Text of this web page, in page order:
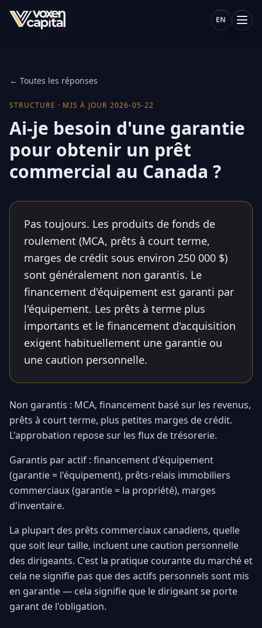
EN
← Toutes les réponses
STRUCTURE · MIS À JOUR 2026-05-22
Ai-je besoin d'une garantie
pour obtenir un prêt
commercial au Canada ?
Pas toujours. Les produits de fonds de
roulement (MCA, prêts à court terme,
marges de crédit sous environ 250 000 $)
sont généralement non garantis. Le
financement d'équipement est garanti par
l'équipement. Les prêts à terme plus
importants et le financement d'acquisition
exigent habituellement une garantie ou
une caution personnelle.
Non garantis : MCA, financement basé sur les revenus,
prêts à court terme, plus petites marges de crédit.
L'approbation repose sur les flux de trésorerie.
Garantis par actif : financement d'équipement
(garantie = l'équipement), prêts-relais immobiliers
commerciaux (garantie = la propriété), marges
d'inventaire.
La plupart des prêts commerciaux canadiens, quelle
que soit leur taille, incluent une caution personnelle
des dirigeants. C'est la pratique courante du marché et
cela ne signifie pas que des actifs personnels sont mis
en garantie — cela signifie que le dirigeant se porte
garant de l'obligation.